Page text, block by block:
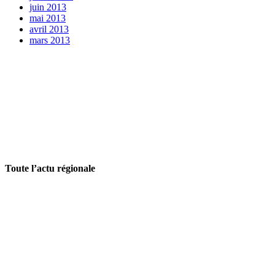
juin 2013
mai 2013
avril 2013
mars 2013
Toute l’actu régionale